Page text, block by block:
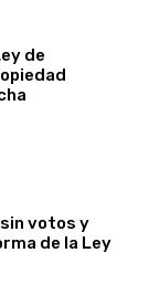
de
sin votos y
de la Ley